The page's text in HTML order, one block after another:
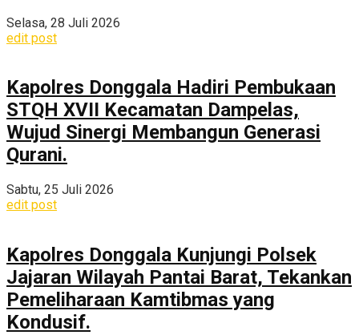
Selasa, 28 Juli 2026
edit post
Kapolres Donggala Hadiri Pembukaan
STQH XVII Kecamatan Dampelas,
Wujud Sinergi Membangun Generasi
Qurani.
Sabtu, 25 Juli 2026
edit post
Kapolres Donggala Kunjungi Polsek
Jajaran Wilayah Pantai Barat, Tekankan
Pemeliharaan Kamtibmas yang
Kondusif.